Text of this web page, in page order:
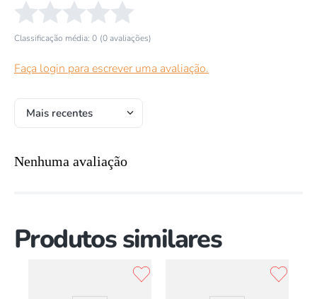
☆ ☆ ☆ ☆ ☆
Classificação média: 0 (0 avaliações)
Faça login para escrever uma avaliação.
Mais recentes
Nenhuma avaliação
Produtos similares